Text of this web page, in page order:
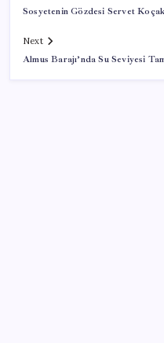
Sosyetenin Gözdesi Servet
Next
Almus Barajı’nda Su Seviyesi